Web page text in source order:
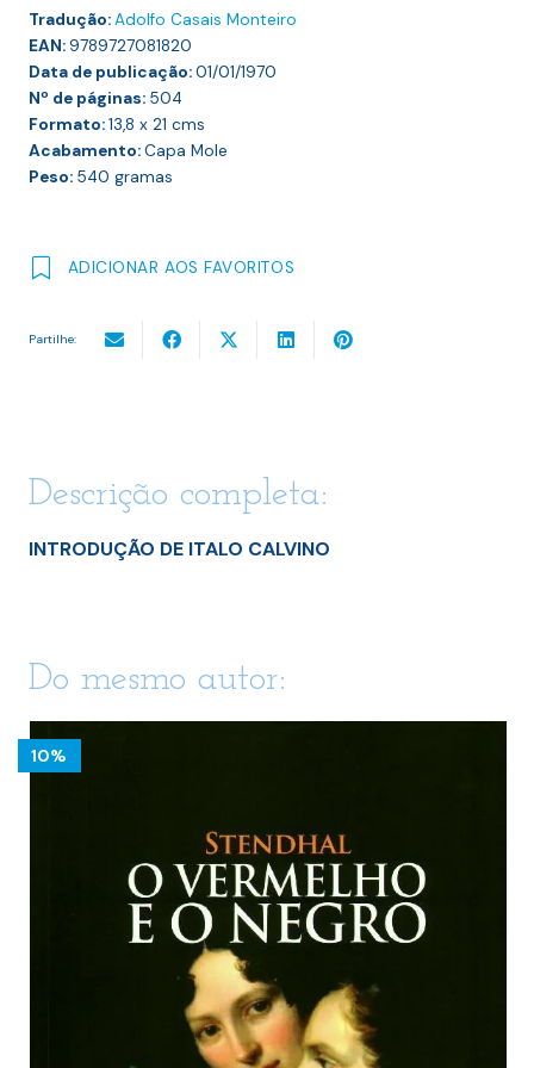
Tradução:Adolfo Casais Monteiro
EAN:9789727081820
Data de publicação:01/01/1970
Nº de páginas: 504
Formato:13,8 x 21 cms
Acabamento:Capa Mole
Peso: 540 gramas
ADICIONAR AOS FAVORITOS
Partilhe:
Descrição completa:
INTRODUÇÃO DE ITALO CALVINO
Do mesmo autor:
10%